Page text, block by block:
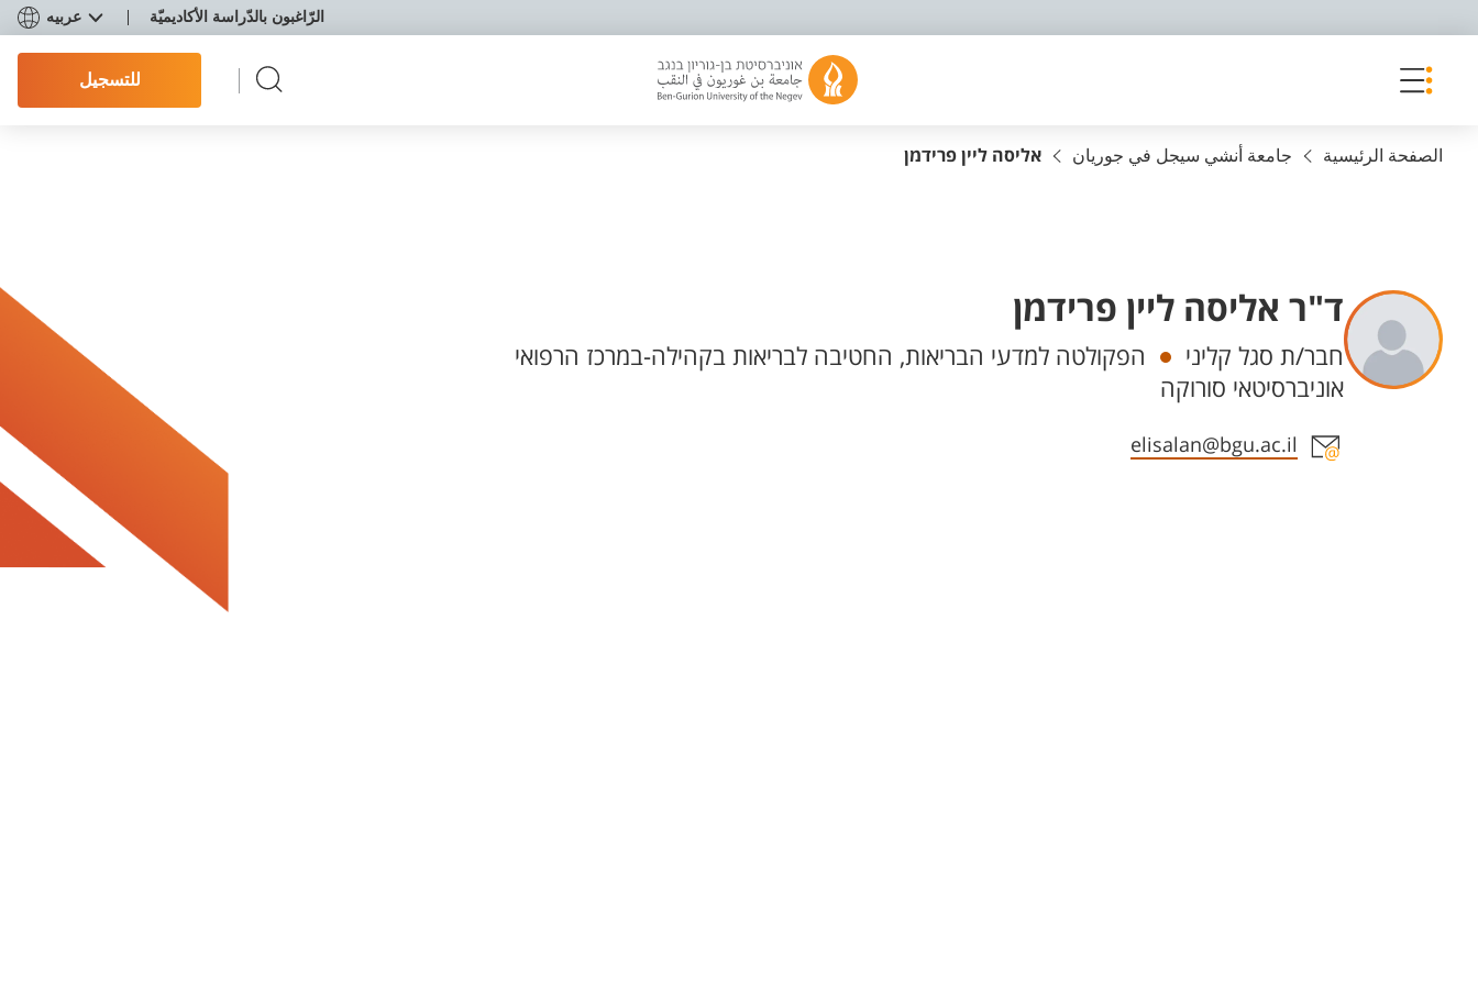
الرّاغبون بالدّراسة الأكاديميّة عربيه
للتسجيل
الصفحة الرئيسية جامعة أنشي سيجل في جوريان אליסה ליין פרידמן
ד"ר אליסה ליין פרידמן
Departments
חבר/ת סגל קליני
הפקולטה למדעי הבריאות, החטיבה לבריאות בקהילה-במרכז הרפואי
אוניברסיטאי סורוקה
Staff member contact section
elisalan@bgu.ac.il